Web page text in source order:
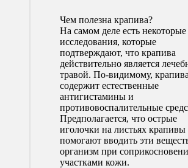
Чем полезна крапива?
На самом деле есть некоторые
исследования, которые
подтверждают, что крапива
действительно является
травой. По-видимому, крапива
содержит естественные
антигистамины и
противовоспалительные
Предполагается, что острые
иголочки на листьях крапивы
помогают вводить эти
организм при
участками кожи.